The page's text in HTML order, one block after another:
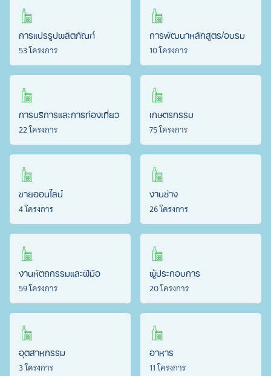
การแปรรูปผลิตภัณฑ์
53 โครงการ
การพัฒนาหลักสูตร/อบรม
10 โครงการ
การบริการและการท่องเที่ยว
22 โครงการ
เกษตรกรรม
75 โครงการ
ขายออนไลน์
4 โครงการ
งานช่าง
26 โครงการ
งานหัตถกรรมและฝีมือ
59 โครงการ
ผู้ประกอบการ
20 โครงการ
อุตสาหกรรม
3 โครงการ
อาหาร
11 โครงการ